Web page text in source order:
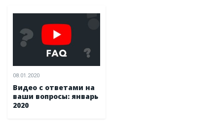
08.01.2020
Видео с ответами на
ваши вопросы: январь
2020